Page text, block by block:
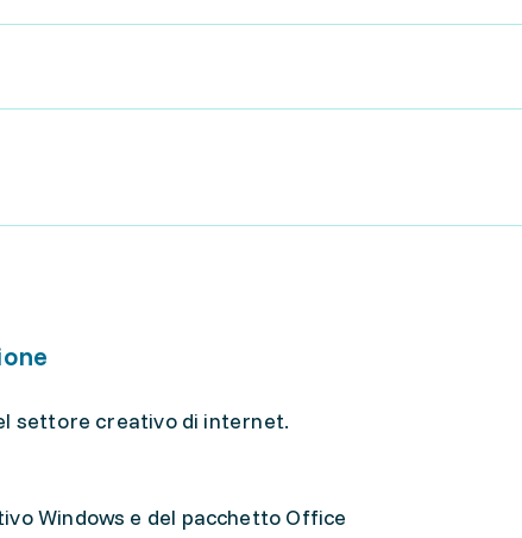
settore creativo di internet.
Windows e del pacchetto Office